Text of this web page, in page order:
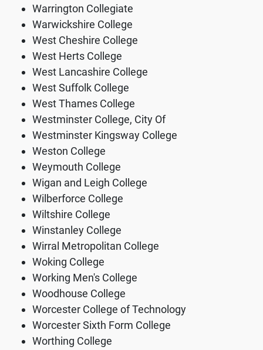
Warrington Collegiate
Warwickshire College
West Cheshire College
West Herts College
West Lancashire College
West Suffolk College
West Thames College
Westminster College, City Of
Westminster Kingsway College
Weston College
Weymouth College
Wigan and Leigh College
Wilberforce College
Wiltshire College
Winstanley College
Wirral Metropolitan College
Woking College
Working Men's College
Woodhouse College
Worcester College of Technology
Worcester Sixth Form College
Worthing College